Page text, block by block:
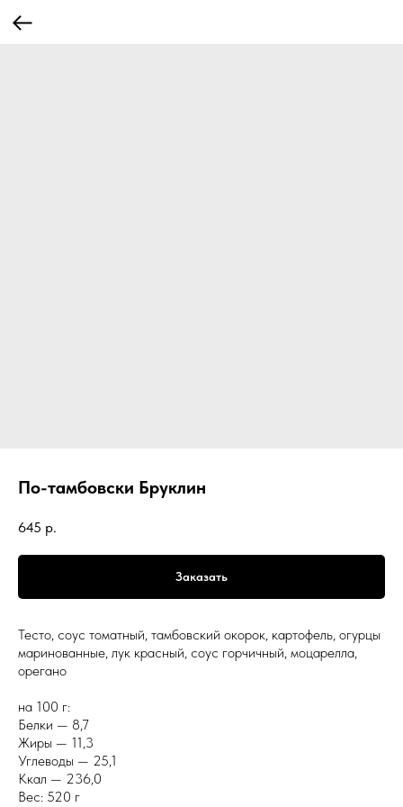
По-тамбовски Бруклин
645 р.
Заказать
Тесто, соус томатный, тамбовский окорок, картофель, огурцы
маринованные, лук красный, соус горчичный, моцарелла,
орегано
на 100 г:
Белки — 8,7
Жиры — 11,3
Углеводы — 25,1
Ккал — 236,0
Вес: 520 г